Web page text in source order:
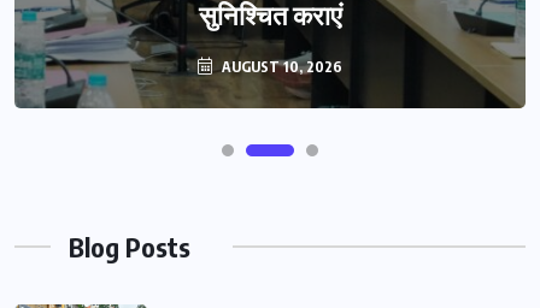
सुनिश्चित कराएं
AUGUST 10, 2026
Blog Posts